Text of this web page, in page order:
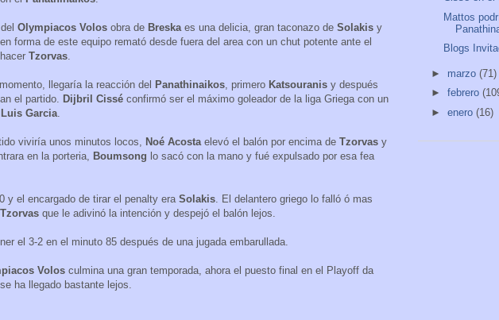
Olympiacos Volos obra de Breska es una delicia, gran taconazo de Solakis y
forma de este equipo remató desde fuera del area con un chut potente ante el
Tzorvas
llegaría la reacción del Panathinaikos , primero Katsouranis y después
el partido. Dijbril Cissé confirmó ser el máximo goleador de la liga Griega con un
Luis Garcia
viviría unos minutos locos, Noé Acosta elevó el balón por encima de Tzorvas y
en la porteria, Boumsong lo sacó con la mano y fué expulsado por esa fea
y el encargado de tirar el penalty era Solakis . El delantero griego lo falló ó mas
Tzorvas que le adivinó la intención y despejó el balón lejos.
el 3-2 en el minuto 85 después de una jugada embarullada.
Volos culmina una gran temporada, ahora el puesto final en el Playoff da
ha llegado bastante lejos.
Mattos
Blogs
► marzo (71)
► febrero
► enero (16)